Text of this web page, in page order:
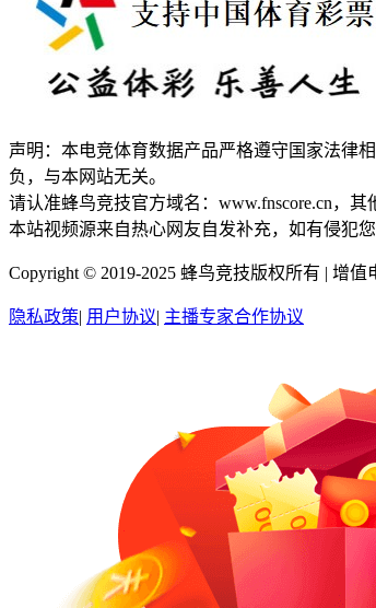
声明：本电竞体育数据产品严格遵守国家法律
负，与本网站无关。
请认准蜂鸟竞技官方域名：www.fnscore.cn，
本站视频源来自热心网友自发补充，如有侵犯
Copyright © 2019-2025 蜂鸟竞技版权所有 | 增值
隐私政策| 用户协议| 主播专家合作协议